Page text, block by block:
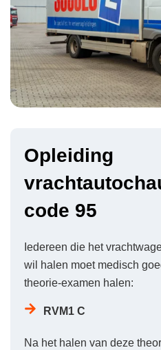
Opleiding
code 95
Iedereen die het
wil halen moet medisch
theorie-examen halen:
RVM1 C
Na het halen van deze